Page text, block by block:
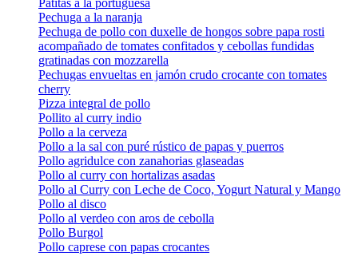
Pechuga a la naranja
Pechuga de pollo con duxelle de hongos sobre papa rosti
acompañado de tomates confitados y cebollas fundidas
gratinadas con mozzarella
Pechugas envueltas en jamón crudo crocante con tomates
cherry
Pizza integral de pollo
Pollito al curry indio
Pollo a la cerveza
Pollo a la sal con puré rústico de papas y puerros
Pollo agridulce con zanahorias glaseadas
Pollo al curry con hortalizas asadas
Pollo al Curry con Leche de Coco, Yogurt Natural y Mango
Pollo al disco
Pollo al verdeo con aros de cebolla
Pollo Burgol
Pollo caprese con papas crocantes